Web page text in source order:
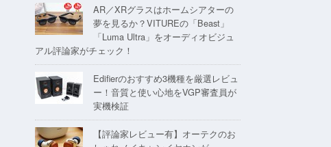
AR／XRグラスはホームシアターの
夢を見るか？VITUREの「Beast」
「Luma Ultra」をオーディオビジュ
アル評論家がチェック！
Edifierのおすすめ3機種を厳選レビュ
ー！音質と使い心地をVGP審査員が
実機検証
【評論家レビュー有】オーテクのお